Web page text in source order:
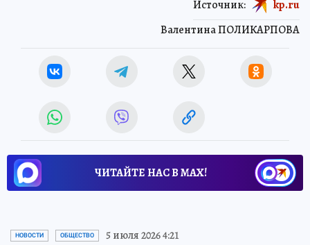
Валентина ПОЛИКАРПОВА
Источник: kp.ru
ЧИТАЙТЕ НАС В МАХ!
НОВОСТИ ОБЩЕСТВО 5 июля 2026 4:21